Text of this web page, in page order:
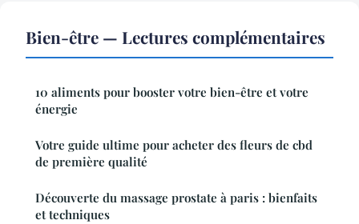
Bien-être — Lectures complémentaires
10 aliments pour booster votre bien-être et votre
énergie
Votre guide ultime pour acheter des fleurs de cbd
de première qualité
Découverte du massage prostate à paris : bienfaits
et techniques